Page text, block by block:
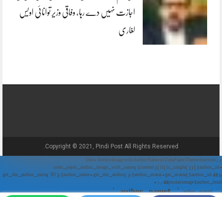
اجازت نہیں دے رہا، وفاقی وزیر توانائی اویس
لغاری
Copyright © 2021, Pindi Post All Rights Reserved.
// Show Author Image with Author Name in UrduPaper Theme function
urdu_paper_author_image_with_name($content) { if (is_single()) { $author_id =
get_the_author_meta('ID'); $author_name = get_the_author(); $author_avatar = get_avatar($author_id, 48);
// 48px size image $author_html = '
' . $author_avatar . '
' . $author_name . '